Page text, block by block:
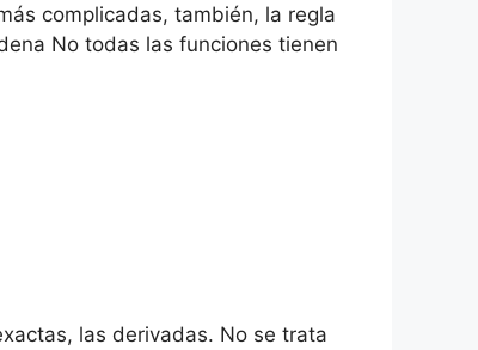
complicadas, también, la regla
No todas las funciones tienen
las derivadas. No se trata